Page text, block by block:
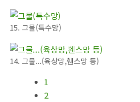
15. 그물(특수망)
14. 그물...(육상망,휀스망 등)
1
2